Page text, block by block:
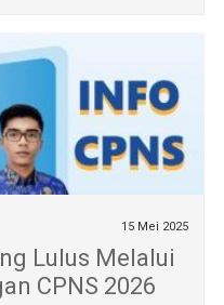
15 Mei 2025
Lulus Melalui
CPNS 2026